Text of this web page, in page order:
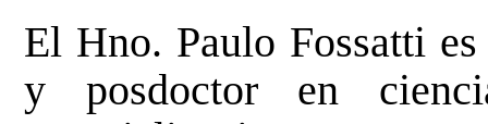
El Hno. Paulo Fossatti
y posdoctor en